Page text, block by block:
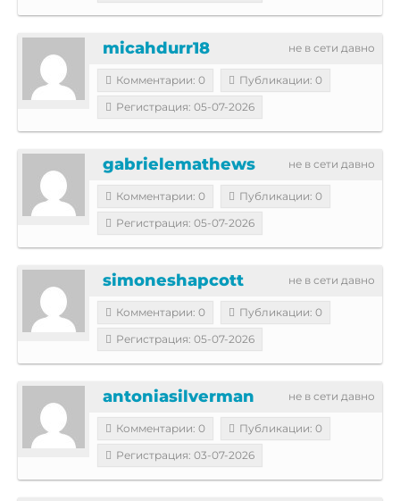
не в сети давно
micahdurr18
Комментарии: 0
Публикации: 0
Регистрация: 05-07-2026
не в сети давно
gabrielemathews
Комментарии: 0
Публикации: 0
Регистрация: 05-07-2026
не в сети давно
simoneshapcott
Комментарии: 0
Публикации: 0
Регистрация: 05-07-2026
не в сети давно
antoniasilverman
Комментарии: 0
Публикации: 0
Регистрация: 03-07-2026